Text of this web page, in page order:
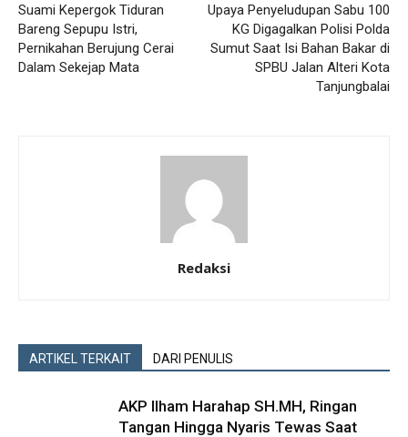
Suami Kepergok Tiduran
Bareng Sepupu Istri,
Pernikahan Berujung Cerai
Dalam Sekejap Mata
Upaya Penyeludupan Sabu 100
KG Digagalkan Polisi Polda
Sumut Saat Isi Bahan Bakar di
SPBU Jalan Alteri Kota
Tanjungbalai
Redaksi
ARTIKEL TERKAIT DARI PENULIS
AKP Ilham Harahap SH.MH, Ringan
Tangan Hingga Nyaris Tewas Saat